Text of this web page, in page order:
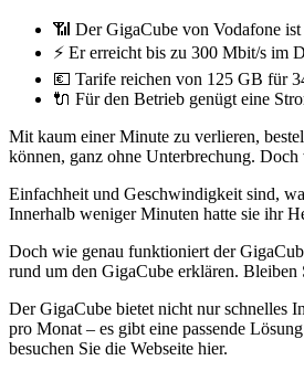
📶 Der GigaCube von Vodafone
⚡ Er erreicht bis zu 300 Mbit/s im
💶 Tarife reichen von 125 GB für
🔌 Für den Betrieb genügt eine
Mit kaum einer Minute zu verlieren,
können, ganz ohne Unterbrechung.
Einfachheit und Geschwindigkeit sind,
Innerhalb weniger Minuten hatte sie ihr
Doch wie genau funktioniert der
rund um den GigaCube erklären.
Der GigaCube bietet nicht nur schnelles
pro Monat – es gibt eine passende
besuchen Sie die Webseite hier.